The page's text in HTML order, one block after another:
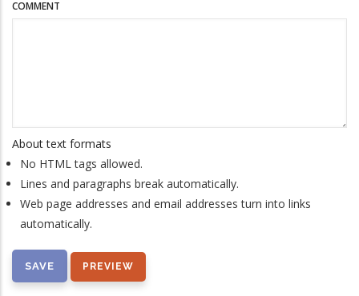
COMMENT
About text formats
No HTML tags allowed.
Lines and paragraphs break automatically.
Web page addresses and email addresses turn into links
automatically.